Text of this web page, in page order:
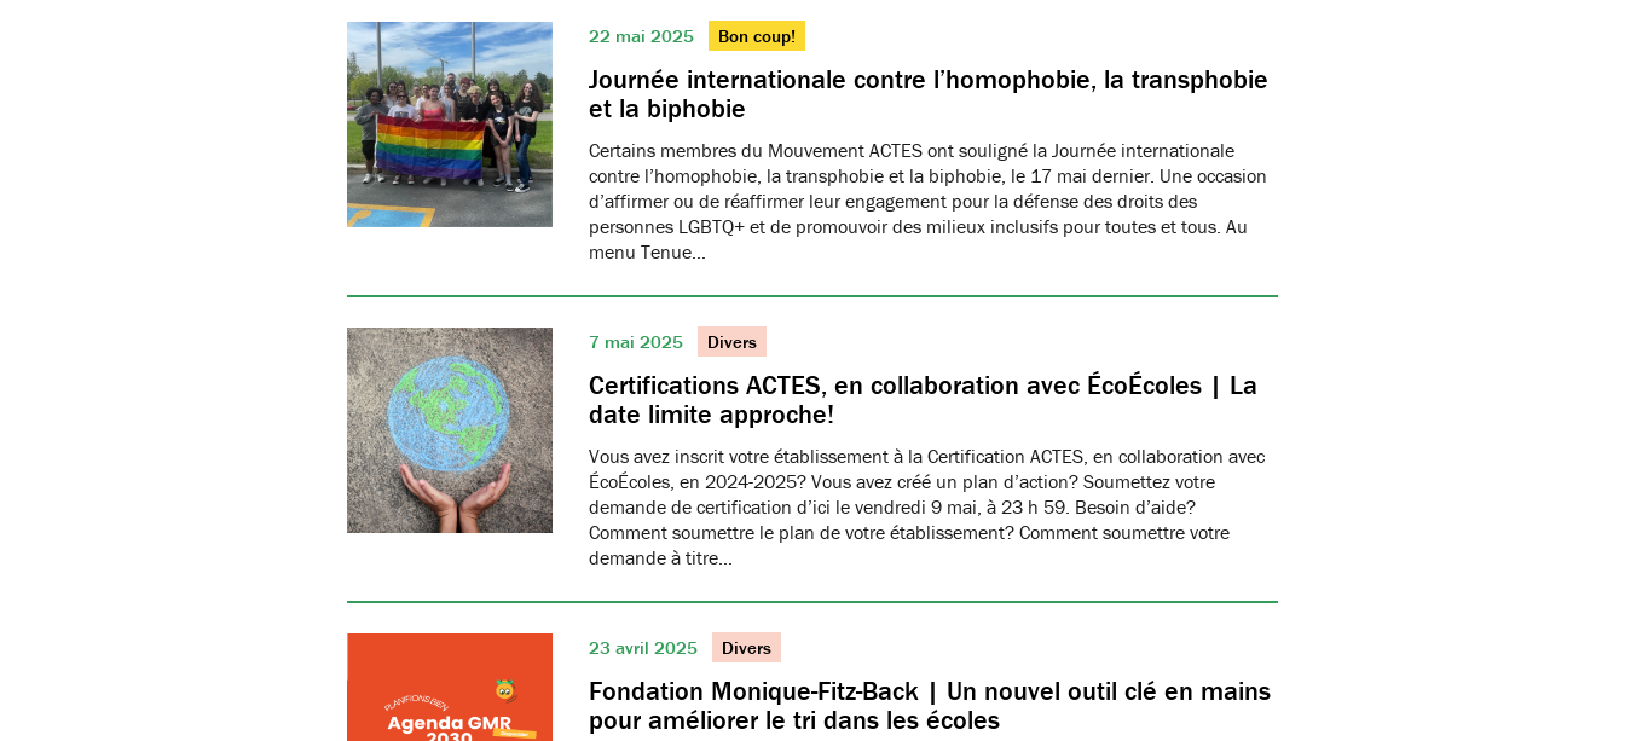
22 mai 2025 Bon coup!
Journée internationale contre l’homophobie, la transphobie
et la biphobie
Certains membres du Mouvement ACTES ont souligné la Journée internationale
contre l’homophobie, la transphobie et la biphobie, le 17 mai dernier. Une occasion
d’affirmer ou de réaffirmer leur engagement pour la défense des droits des
personnes LGBTQ+ et de promouvoir des milieux inclusifs pour toutes et tous. Au
menu Tenue…
7 mai 2025 Divers
Certifications ACTES, en collaboration avec ÉcoÉcoles | La
date limite approche!
Vous avez inscrit votre établissement à la Certification ACTES, en collaboration avec
ÉcoÉcoles, en 2024-2025? Vous avez créé un plan d’action? Soumettez votre
demande de certification d’ici le vendredi 9 mai, à 23 h 59. Besoin d’aide?
Comment soumettre le plan de votre établissement? Comment soumettre votre
demande à titre…
23 avril 2025 Divers
Fondation Monique-Fitz-Back | Un nouvel outil clé en mains
pour améliorer le tri dans les écoles